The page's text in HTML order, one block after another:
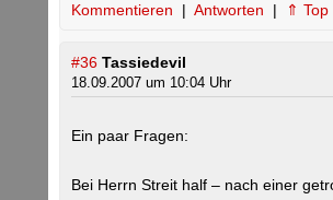
Kommentieren | Antworten | ⇑ Top
#36 Tassiedevil
18.09.2007 um 10:04 Uhr
Ein paar Fragen:
Bei Herrn Streit half – nach einer